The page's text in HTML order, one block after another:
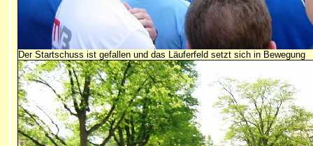
Der Startschuss ist gefallen und das Läuferfeld setzt sich in Bewegung